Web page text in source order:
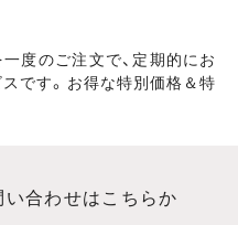
度のご注文で、定期的にお
です。お得な特別価格＆特
い合わせはこちらか